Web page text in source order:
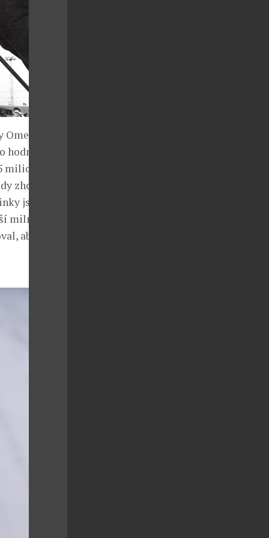
2,5
zhodnotí a
jsou
milník jeho
aby